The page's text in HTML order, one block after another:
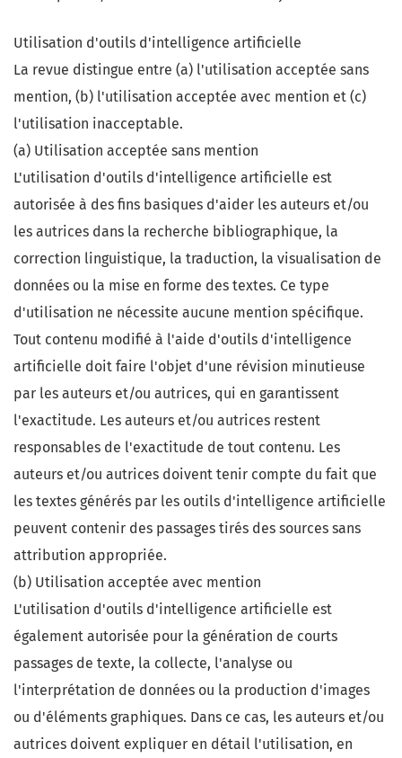
Utilisation d'outils d'intelligence artificielle
La revue distingue entre (a) l'utilisation acceptée sans
mention, (b) l'utilisation acceptée avec mention et (c)
l'utilisation inacceptable.
(a) Utilisation acceptée sans mention
L'utilisation d'outils d'intelligence artificielle est
autorisée à des fins basiques d'aider les auteurs et/ou
les autrices dans la recherche bibliographique, la
correction linguistique, la traduction, la visualisation de
données ou la mise en forme des textes. Ce type
d'utilisation ne nécessite aucune mention spécifique.
Tout contenu modifié à l'aide d'outils d'intelligence
artificielle doit faire l'objet d'une révision minutieuse
par les auteurs et/ou autrices, qui en garantissent
l'exactitude. Les auteurs et/ou autrices restent
responsables de l'exactitude de tout contenu. Les
auteurs et/ou autrices doivent tenir compte du fait que
les textes générés par les outils d'intelligence artificielle
peuvent contenir des passages tirés des sources sans
attribution appropriée.
(b) Utilisation acceptée avec mention
L'utilisation d'outils d'intelligence artificielle est
également autorisée pour la génération de courts
passages de texte, la collecte, l'analyse ou
l'interprétation de données ou la production d'images
ou d'éléments graphiques. Dans ce cas, les auteurs et/ou
autrices doivent expliquer en détail l'utilisation, en